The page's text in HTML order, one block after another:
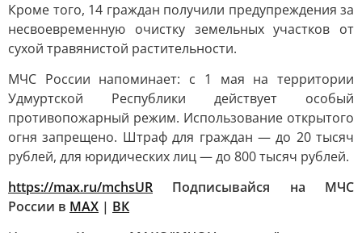
Кроме того, 14 граждан получили предупреждения за
несвоевременную очистку земельных участков от
сухой травянистой растительности.
МЧС России напоминает: с 1 мая на территории
Удмуртской Республики действует особый
противопожарный режим. Использование открытого
огня запрещено. Штраф для граждан — до 20 тысяч
рублей, для юридических лиц — до 800 тысяч рублей.
https://max.ru/mchsUR Подписывайся на МЧС
России в MAX | ВК